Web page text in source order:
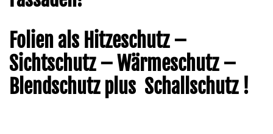
Folien als Hitzeschutz –
Sichtschutz – Wärmeschutz –
Blendschutz plus Schallschutz !
Durchsicht
günstige Rollos
Sonnenschutz
Dachfensterrollos
Multirollo Video